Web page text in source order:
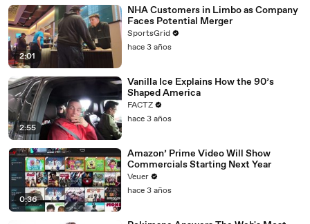
2:01
NHA Customers in Limbo as Company
Faces Potential Merger
SportsGrid
hace 3 años
2:55
Vanilla Ice Explains How the 90’s
Shaped America
FACTZ
hace 3 años
0:36
Amazon’ Prime Video Will Show
Commercials Starting Next Year
Veuer
hace 3 años